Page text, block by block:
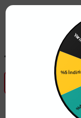
Tüm Banka
Anahtar Priz
%4
%5